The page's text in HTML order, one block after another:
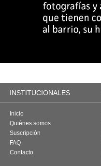
INSTITUCIONALES
Inicio
Quiénes somos
Suscripción
FAQ
Contacto